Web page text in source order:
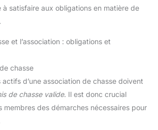
à satisfaire aux obligations en matière de
et l’association : obligations et
chasse
actifs d’une association de chasse doivent
de chasse valide. Il est donc crucial
membres des démarches nécessaires pour